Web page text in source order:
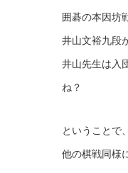
囲碁の本因坊
井山文裕九段
井山先生は入
ね？
ということで、
他の棋戦同様